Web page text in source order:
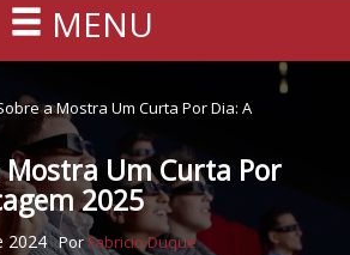
MENU
a Mostra Um Curta Por Dia: A
Mostra Um Curta Por
2025
2024 PorFabricio Duque